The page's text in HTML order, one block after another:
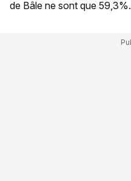
de Bâle ne sont que 59,3%.